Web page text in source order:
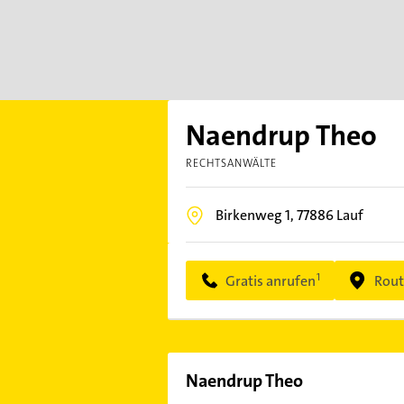
Naendrup Theo
RECHTSANWÄLTE
Birkenweg 1,77886Lauf
Gratis anrufen
Naendrup Theo